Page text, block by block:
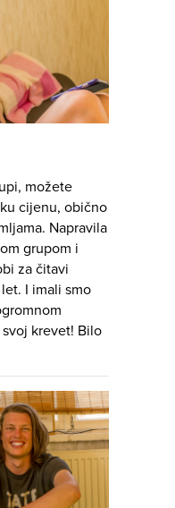
možete
cijenu, obično
Napravila
grupom i
za čitavi
I imali smo
krevet! Bilo